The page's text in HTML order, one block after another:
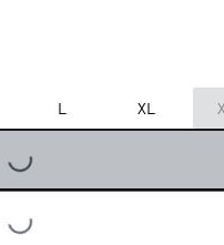
L XL
LOADING...
LOADING...